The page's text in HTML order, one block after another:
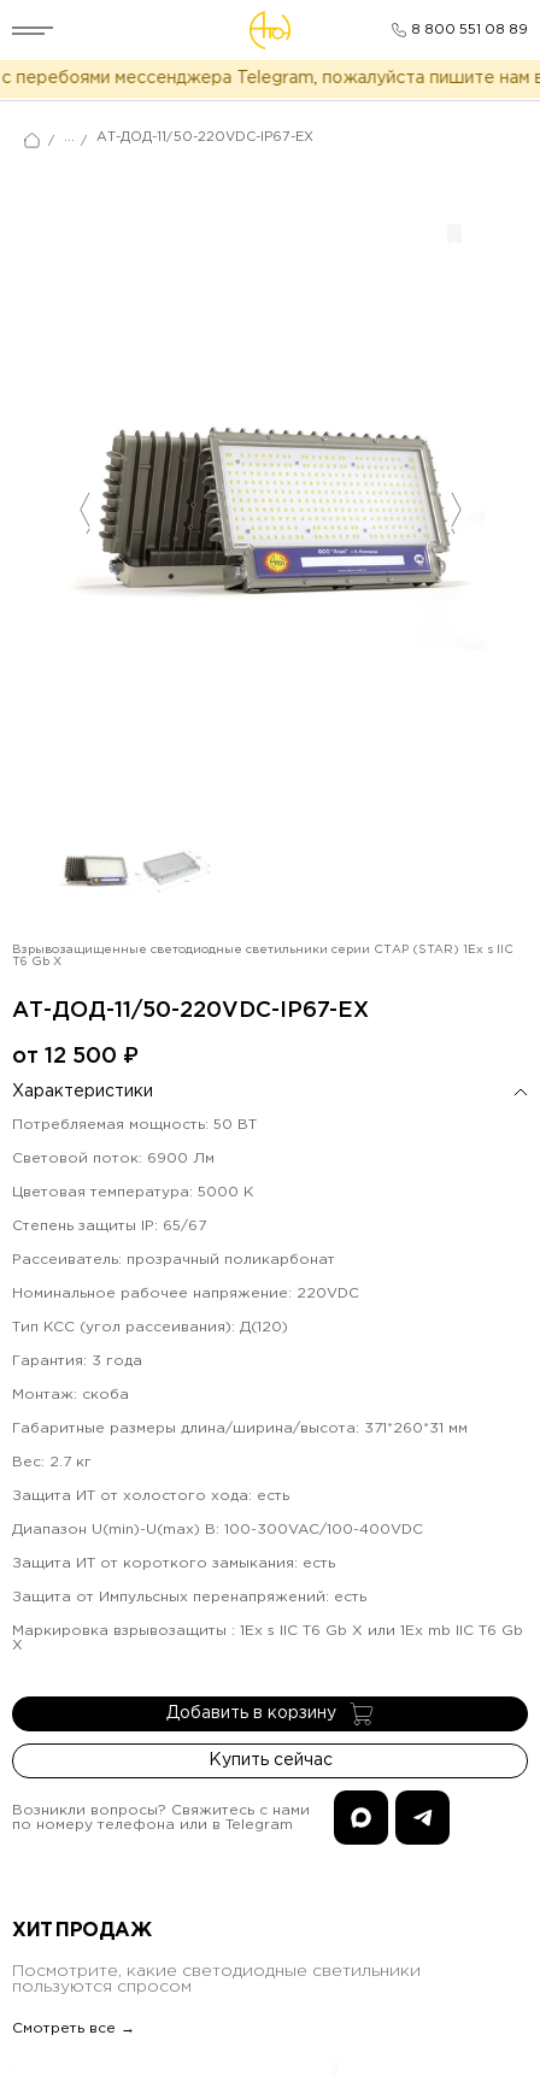
8 800 551 08 89
мессенджера Telegram, пожалуйста пишите нам в
/ ... / АТ-ДОД-11/50-220VDC-IP67-EX
Взрывозащищенные светодиодные светильники серии СТАР (STAR) 1Ex s IIC
T6 Gb X
АТ-ДОД-11/50-220VDC-IP67-EX
от 12 500 ₽
Характеристики
Потребляемая мощность: 50 ВТ
Световой поток: 6900 Лм
Цветовая температура: 5000 К
Степень защиты IP: 65/67
Рассеиватель: прозрачный поликарбонат
Номинальное рабочее напряжение: 220VDC
Тип КСС (угол рассеивания): Д(120)
Гарантия: 3 года
Монтаж: скоба
Габаритные размеры длина/ширина/высота: 371*260*31 мм
Вес: 2.7 кг
Защита ИТ от холостого хода: есть
Диапазон U(min)-U(max) В: 100-300VAC/100-400VDC
Защита ИТ от короткого замыкания: есть
Защита от Импульсных перенапряжений: есть
Маркировка взрывозащиты : 1Ex s IIC T6 Gb X или 1Ex mb IIC T6 Gb
X
Добавить в корзину
Купить сейчас
Возникли вопросы? Свяжитесь с нами
по номеру телефона или в Telegram
ХИТ ПРОДАЖ
Посмотрите, какие светодиодные светильники
пользуются спросом
Смотреть все →